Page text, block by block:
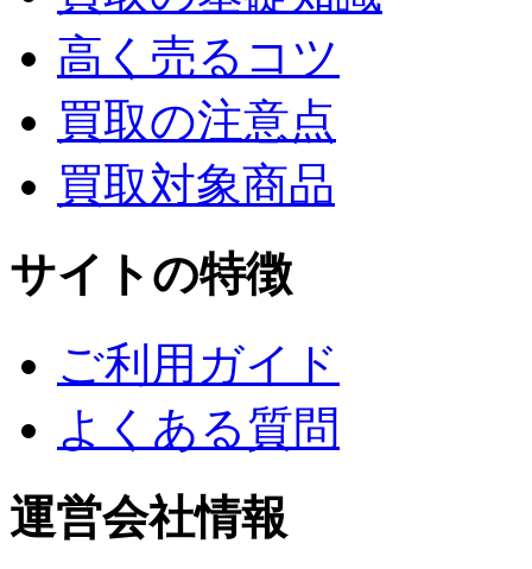
高く売るコツ
買取の注意点
買取対象商品
サイトの特徴
ご利用ガイド
よくある質問
運営会社情報